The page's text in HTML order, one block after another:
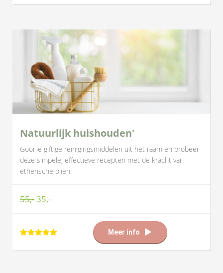
Natuurlijk huishouden'
Gooi je giftige reinigingsmiddelen uit het raam en probeer
deze simpele, effectieve recepten met de kracht van
etherische oliën.
55,-35,-
Meer info